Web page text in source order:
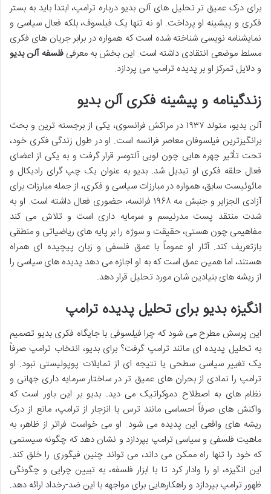
برای درک عمیق تر تحلیل های آلن بدیو درباره ترامپ، ابتدا باید به بستر
فکری و پیشینه او پرداخت. او نه تنها یک فیلسوف، بلکه فعال سیاسی و
نمایشنامه نویسی شناخته شده است که همواره در برابر جریان های فکری
مسلط موضعی انتقادی داشته است. این بخش به معرفیفلسفه آلن بدیو
و دلایل تمرکز او بر پدیده ترامپ می پردازد.
زندگینامه و پیشینه فکری آلن بدیو
آلن بدیو، متولد ۱۹۳۷ در مراکش فرانسوی، یکی از برجسته ترین و بحث
برانگیزترین فیلسوفان معاصر فرانسه است. او در طول زندگی فکری خود،
تحت تأثیر چهره هایی چون لویی آلتوسر قرار گرفت و به یکی از اعضای
فعال حلقه فکری او تبدیل شد. بدیو به عنوان یک چپ گرای رادیکال و
مائوئیست سابق، همواره در مبارزات سیاسی و فکری، از جمله مبارزات برای
آزادی الجزایر و جنبش مه ۱۹۶۸ فرانسه، حضوری فعال داشته است. او به
شدت منتقد پست مدرنیسم و سرمایه داری است و تلاش می کند
مفاهیمی چون هستی، حقیقت و سوژه را بر پایه های ریاضیاتی و منطقی
بازتعریف کند. آثار او عموماً با عمق فلسفی و زبان پیچیده ای همراه
هستند، اما همین عمق است که به او اجازه می دهد پدیده های سیاسی را
از ریشه های بنیادین شان مورد تحلیل قرار دهد.
انگیزه بدیو برای تحلیل پدیده ترامپ
این پرسش مطرح می شود که چرا فیلسوفی با جایگاه فکری بدیو تصمیم
به تحلیل پدیده ای مانند ترامپ گرفت؟ برای بدیو، انتخاب ترامپ صرفاً
یک تغییر سیاسی سطحی یا نتیجه ای از تمایلات پوپولیستی نبود. او
ترامپ را نمادی از بحران های عمیق تر در ساختار سرمایه داری جهانی و
نظام های به اصطلاح دموکراتیک می دید. بدیو بر این باور است که
واکنش های صرفاً احساسی مانند ترس یا انزجار از ترامپ، مانع از درک
ریشه های واقعی این پدیده می شود. او می خواست فراتر از ظاهر، به
ماهیت فلسفی و سیاسی ترامپ بپردازد و نشان دهد که چگونه سیستمی
که خود را تنها راه ممکن می داند، می تواند چنین فیگوری را خلق کند.
این انگیزه، او را وادار کرد تا با ابزار فلسفه، به تبیین چرایی و چگونگی
ظهور ترامپ بپردازد و راهکارهایی برای مواجهه با این ضد-رخداد ارائه دهد.